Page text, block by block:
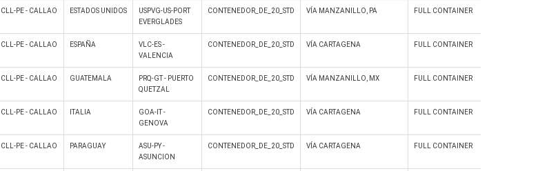
CLL-PE - CALLAO ESTADOS UNIDOS
USPVG-US-PORT
EVERGLADES
CONTENEDOR_DE_20_STD VÍA MANZANILLO, PA FULL CONTAINER
CLL-PE - CALLAO ESPAÑA
VLC-ES -
VALENCIA
CONTENEDOR_DE_20_STD VÍA CARTAGENA FULL CONTAINER
CLL-PE - CALLAO GUATEMALA
PRQ-GT - PUERTO
QUETZAL
CONTENEDOR_DE_20_STD VÍA MANZANILLO, MX FULL CONTAINER
CLL-PE - CALLAO ITALIA
GOA-IT -
GENOVA
CONTENEDOR_DE_20_STD VÍA CARTAGENA FULL CONTAINER
CLL-PE - CALLAO PARAGUAY
ASU-PY -
ASUNCION
CONTENEDOR_DE_20_STD VÍA CARTAGENA FULL CONTAINER